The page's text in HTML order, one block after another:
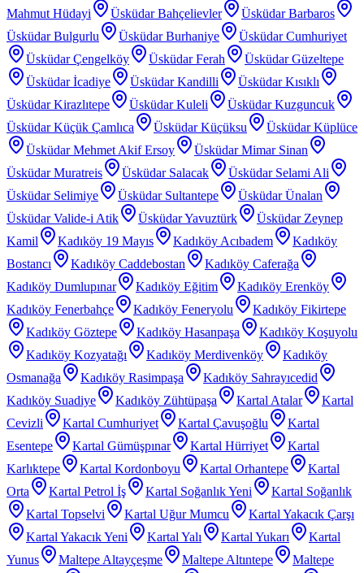
Mahmut Hüdayi Üsküdar Bahçelievler
Üsküdar Barbaros
Üsküdar Bulgurlu
Üsküdar Burhaniye
Üsküdar Cumhuriyet
Üsküdar Çengelköy
Üsküdar Ferah
Üsküdar Güzeltepe
Üsküdar İcadiye
Üsküdar Kandilli
Üsküdar Kısıklı
Üsküdar Kirazlıtepe
Üsküdar Kuleli
Üsküdar Kuzguncuk
Üsküdar Küçük Çamlıca
Üsküdar Küçüksu
Üsküdar Küplüce
Üsküdar Mehmet Akif Ersoy
Üsküdar Mimar Sinan
Üsküdar Muratreis
Üsküdar Salacak
Üsküdar Selami Ali
Üsküdar Selimiye
Üsküdar Sultantepe
Üsküdar Ünalan
Üsküdar Valide-i Atik
Üsküdar Yavuztürk
Üsküdar Zeynep
Kamil
Kadıköy 19 Mayıs Kadıköy Acıbadem
Kadıköy
Bostancı
Kadıköy Caddebostan
Kadıköy Caferağa
Kadıköy Dumlupınar
Kadıköy Eğitim
Kadıköy Erenköy
Kadıköy Fenerbahçe
Kadıköy Feneryolu
Kadıköy Fikirtepe
Kadıköy Göztepe
Kadıköy Hasanpaşa
Kadıköy Koşuyolu
Kadıköy Kozyatağı
Kadıköy Merdivenköy
Kadıköy
Osmanağa
Kadıköy Rasimpaşa
Kadıköy Sahrayıcedid
Kadıköy Suadiye
Kadıköy Zühtüpaşa Kartal Atalar
Kartal
Cevizli
Kartal Cumhuriyet Kartal Çavuşoğlu
Kartal
Esentepe
Kartal Gümüşpınar Kartal Hürriyet
Kartal
Karlıktepe
Kartal Kordonboyu Kartal Orhantepe
Kartal
Orta
Kartal Petrol İş Kartal Soğanlık Yeni
Kartal Soğanlık
Kartal Topselvi
Kartal Uğur Mumcu
Kartal Yakacık Çarşı
Kartal Yakacık Yeni
Kartal Yalı Kartal Yukarı
Kartal
Yunus
Maltepe Altayçeşme Maltepe Altıntepe
Maltepe